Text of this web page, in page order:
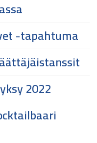
-tapahtuma
2022